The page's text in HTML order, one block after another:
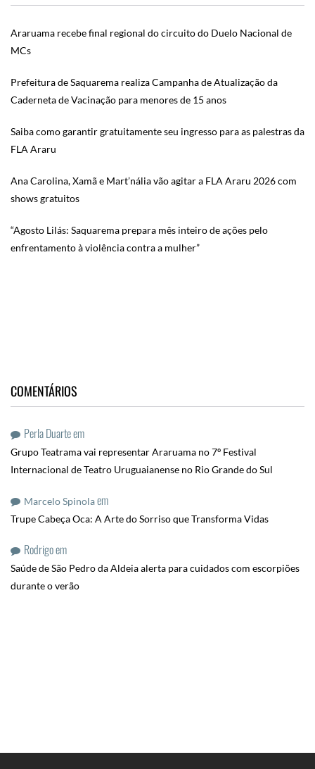
Araruama recebe final regional do circuito do Duelo Nacional de
MCs
Prefeitura de Saquarema realiza Campanha de Atualização da
Caderneta de Vacinação para menores de 15 anos
Saiba como garantir gratuitamente seu ingresso para as palestras da
FLA Araru
Ana Carolina, Xamã e Mart’nália vão agitar a FLA Araru 2026 com
shows gratuitos
“Agosto Lilás: Saquarema prepara mês inteiro de ações pelo
enfrentamento à violência contra a mulher”
COMENTÁRIOS
Perla Duarteem
Grupo Teatrama vai representar Araruama no 7º Festival
Internacional de Teatro Uruguaianense no Rio Grande do Sul
Marcelo Spinolaem
Trupe Cabeça Oca: A Arte do Sorriso que Transforma Vidas
Rodrigoem
Saúde de São Pedro da Aldeia alerta para cuidados com escorpiões
durante o verão